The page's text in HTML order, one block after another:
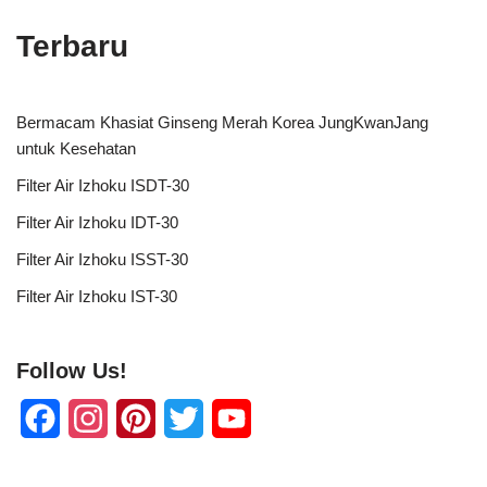
Terbaru
Bermacam Khasiat Ginseng Merah Korea JungKwanJang
untuk Kesehatan
Filter Air Izhoku ISDT-30
Filter Air Izhoku IDT-30
Filter Air Izhoku ISST-30
Filter Air Izhoku IST-30
Follow Us!